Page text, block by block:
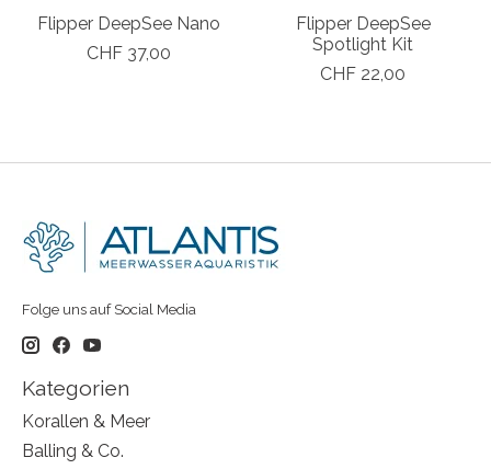
Flipper DeepSee Nano
CHF 37,00
Flipper DeepSee
Spotlight Kit
CHF 22,00
Folge uns auf Social Media
Kategorien
Korallen & Meer
Balling & Co.